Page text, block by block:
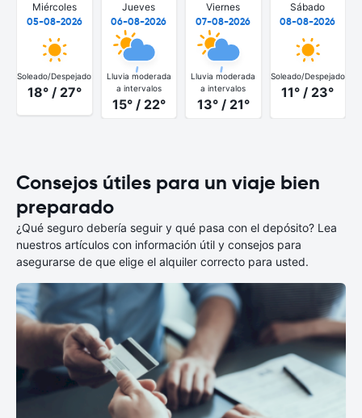
Miércoles
05-08-2026
Soleado/Despejado
18° / 27°
Jueves
06-08-2026
Lluvia moderada
a intervalos
15° / 22°
Viernes
07-08-2026
Lluvia moderada
a intervalos
13° / 21°
Sábado
08-08-2026
Soleado/Despejado
11° / 23°
Consejos útiles para un viaje bien
preparado
¿Qué seguro debería seguir y qué pasa con el depósito? Lea
nuestros artículos con información útil y consejos para
asegurarse de que elige el alquiler correcto para usted.